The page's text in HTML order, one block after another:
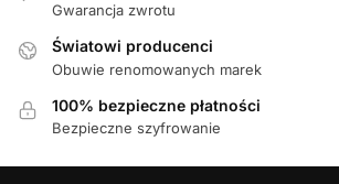
Gwarancja zwrotu
Światowi producenci
Obuwie renomowanych marek
100% bezpieczne płatności
Bezpieczne szyfrowanie